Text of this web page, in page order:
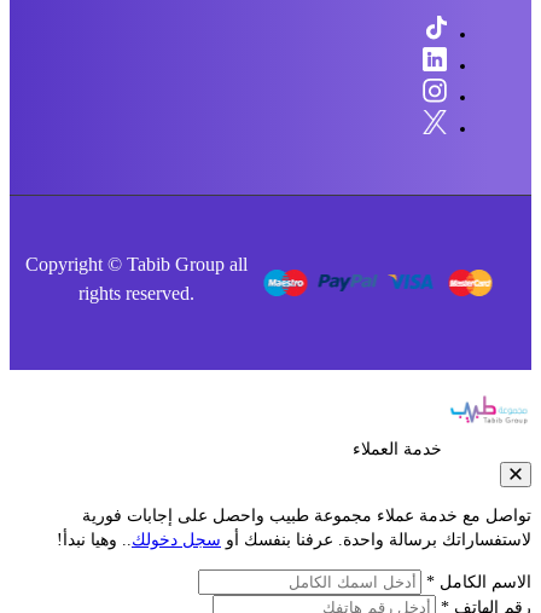
Copyright © Tabib Group all
rights reserved.
خدمة العملاء
مع خدمة عملاء مجموعة طبيب واحصل على إجابات فورية
برسالة واحدة. عرفنا بنفسك أوسجل دخولك.. وهيا نبدأ!
الكامل *
الهاتف *